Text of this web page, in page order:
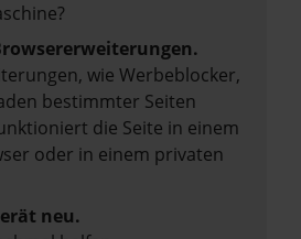
wie Werbeblocker,
bestimmter Seiten
die Seite in einem
oder in einem privaten
neu.